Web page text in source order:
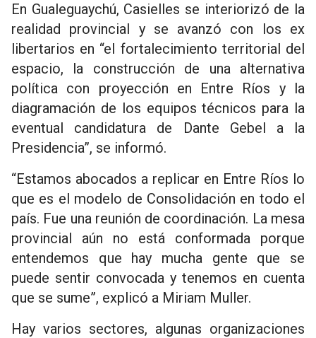
En Gualeguaychú, Casielles se interiorizó de la
realidad provincial y se avanzó con los ex
libertarios en “el fortalecimiento territorial del
espacio, la construcción de una alternativa
política con proyección en Entre Ríos y la
diagramación de los equipos técnicos para la
eventual candidatura de Dante Gebel a la
Presidencia”, se informó.
“Estamos abocados a replicar en Entre Ríos lo
que es el modelo de Consolidación en todo el
país. Fue una reunión de coordinación. La mesa
provincial aún no está conformada porque
entendemos que hay mucha gente que se
puede sentir convocada y tenemos en cuenta
que se sume”, explicó a Miriam Muller.
Hay varios sectores, algunas organizaciones